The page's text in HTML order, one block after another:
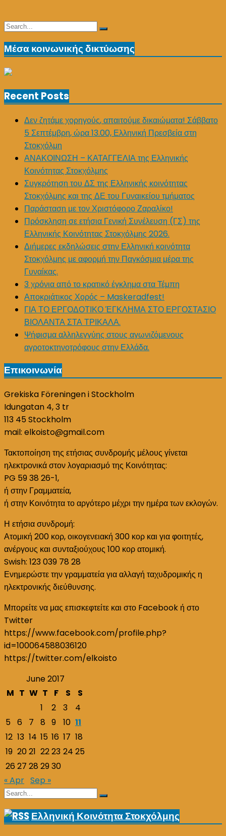
Search
Search
Μέσα κοινωνικής δικτύωσης
Recent Posts
Δεν ζητάμε χορηγούς, απαιτούμε δικαιώματα! Σάββατο
5 Σεπτέμβρη, ώρα 13.00, Ελληνική Πρεσβεία στη
Στοκχόλμη
ΑΝΑΚΟΙΝΩΣΗ – ΚΑΤΑΓΓΕΛΙΑ της Ελληνικής
Κοινότητας Στοκχόλμης
Συγκρότηση του ΔΣ της Ελληνικής κοινότητας
Στοκχόλμης και της ΔΕ του Γυναικείου τμήματος
Παράσταση με τον Χριστόφορο Ζαραλίκο!
Πρόσκληση σε ετήσια Γενική Συνέλευση (ΓΣ) της
Ελληνικής Κοινότητας Στοκχόλμης 2026.
Διήμερες εκδηλώσεις στην Ελληνική κοινότητα
Στοκχόλμης με αφορμή την Παγκόσμια μέρα της
Γυναίκας.
3 χρόνια από το κρατικό έγκλημα στα Τέμπη
Αποκριάτικος Χορός – Maskeradfest!
ΓΙΑ ΤΟ ΕΡΓΟΔΟΤΙΚΟ ΈΓΚΛΗΜΑ ΣΤΟ ΕΡΓΟΣΤΑΣΙΟ
ΒΙΟΛΑΝΤΑ ΣΤΑ ΤΡΙΚΑΛΑ.
Ψήφισμα αλληλεγγύης στους αγωνιζόμενους
αγροτοκτηνοτρόφους στην Ελλάδα.
Επικοινωνία
Grekiska Föreningen i Stockholm
Idungatan 4, 3 tr
113 45 Stockholm
mail: elkoisto@gmail.com
Τακτοποίηση της ετήσιας συνδρομής μέλους γίνεται
ηλεκτρονικά στον λογαριασμό της Κοινότητας:
PG 59 38 26-1,
ή στην Γραμματεία,
ή στην Κοινότητα το αργότερο μέχρι την ημέρα των εκλογών.
Η ετήσια συνδρομή:
Ατομική 200 κορ, οικογενειακή 300 κορ και για φοιτητές,
ανέργους και συνταξιούχους 100 κορ ατομική.
Swish: 123 039 78 28
Ενημερώστε την γραμματεία για αλλαγή ταχυδρομικής η
ηλεκτρονικής διεύθυνσης.
Μπορείτε να μας επισκεφτείτε και στο Facebook ή στο
Twitter
https://www.facebook.com/profile.php?
id=100064588036120
https://twitter.com/elkoisto
June 2017
M T W T F S
S
1
2 3
4
5 6 7 8 9 10 11
12 13 14 15 16 17 18
19 2021 2223 24 25
26 27 28 2930
« Apr Sep »
Search
Search
Ελληνική Κοινότητα Στοκχόλμης